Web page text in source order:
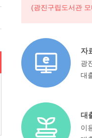
(광진구립도서관
자
광
대
대
이